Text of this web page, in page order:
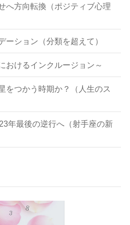
へ方向転換（ポジティブ心理
ーション（分類を超えて）
おけるインクルージョン～
をつかう時期か？（人生のス
年最後の逆行へ（射手座の新